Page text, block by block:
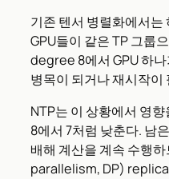
기존 텐서 병렬화에서
GPU들이 같은 TP 그룹
degree 8에서 GPU 하
병목이 되거나 재시작이
NTP는 이 상황에서 영
8에서 7처럼 낮춘다. 남
배해 계산을 계속 수행
parallelism, DP)